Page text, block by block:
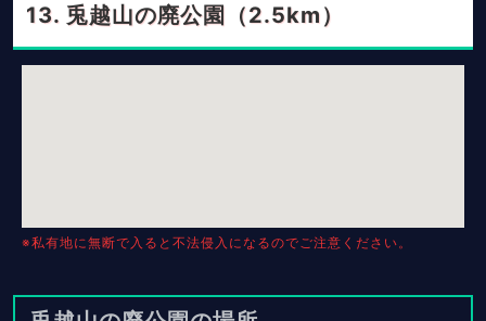
兎越山の廃公園（2.5km）
※私有地に無断で入ると不法侵入になるのでご注意ください。